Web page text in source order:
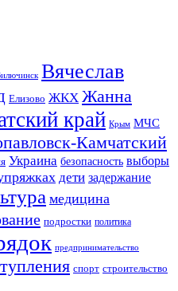
Вячеслав
Елизово ЖКХ Жанна
край Крым МЧС
Камчатский
Украина безопасность выборы
дети задержание
медицина
подростки политика
предпринимательство
спорт строительство